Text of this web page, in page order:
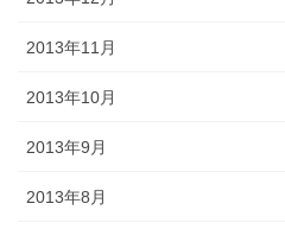
2013年11月
2013年10月
2013年9月
2013年8月